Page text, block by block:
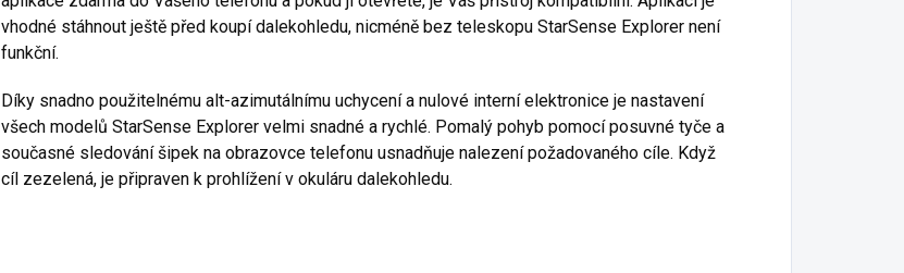
vhodné stáhnout ještě před koupí dalekohledu, nicméně bez teleskopu StarSense Explorer není
funkční.
Díky snadno použitelnému alt-azimutálnímu uchycení a nulové interní elektronice je nastavení
všech modelů StarSense Explorer velmi snadné a rychlé. Pomalý pohyb pomocí posuvné tyče a
současné sledování šipek na obrazovce telefonu usnadňuje nalezení požadovaného cíle. Když
cíl zezelená, je připraven k prohlížení v okuláru dalekohledu.